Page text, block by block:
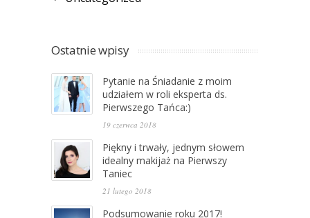
Ostatnie wpisy
Pytanie na Śniadanie z moim
udziałem w roli eksperta ds.
Pierwszego Tańca:)
19 czerwca 2018
Piękny i trwały, jednym słowem
idealny makijaż na Pierwszy
Taniec
21 lutego 2018
Podsumowanie roku 2017!